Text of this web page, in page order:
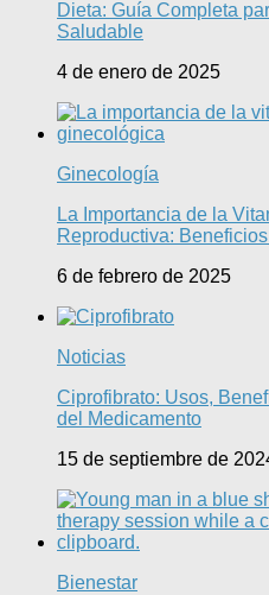
Dieta: Guía Completa
Saludable
4 de enero de 2025
Ginecología
La Importancia de la
Reproductiva:
6 de febrero de 2025
Noticias
Ciprofibrato: Usos,
del Medicamento
15 de septiembre de
Bienestar